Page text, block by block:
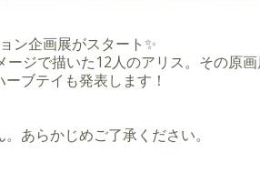
ン企画展がスタート✨
ジで描いた12人のアリス。その原画
ブテイも発表します！
あらかじめご了承ください。